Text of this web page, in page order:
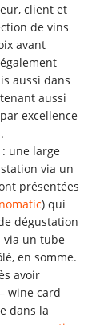
client et
de vins
avant
aussi dans
aussi
excellence
une large
via un
présentées
) qui
dégustation
via un tube
en somme.
avoir
wine card
dans la